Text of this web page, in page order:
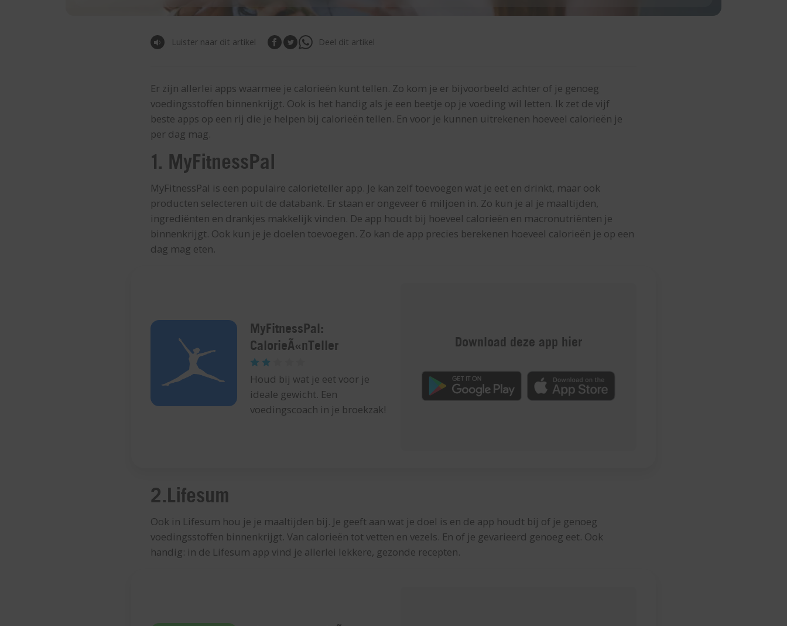
Luister naar dit artikel Deel dit artikel
Er zijn allerlei apps waarmee je calorieën kunt tellen. Zo kom je er bijvoorbeeld achter of je genoeg
voedingsstoffen binnenkrijgt. Ook is het handig als je een beetje op je voeding wil letten. Ik zet de vijf
beste apps op een rij die je helpen bij calorieën tellen. En voor je kunnen uitrekenen hoeveel calorieën je
per dag mag.
1. MyFitnessPal
MyFitnessPal is een populaire calorieteller app. Je kan zelf toevoegen wat je eet en drinkt, maar ook
producten selecteren uit de databank. Er staan er ongeveer 6 miljoen in. Zo kun je al je maaltijden,
ingrediënten en drankjes makkelijk vinden. De app houdt bij hoeveel calorieën en macronutriënten je
binnenkrijgt. Ook kun je je doelen toevoegen. Zo kan de app precies berekenen hoeveel calorieën je op een
dag mag eten.
MyFitnessPal:
CalorieÃ«nTeller
Houd bij wat je eet voor je
ideale gewicht. Een
voedingscoach in je broekzak!
Download deze app hier
2.Lifesum
Ook in Lifesum hou je je maaltijden bij. Je geeft aan wat je doel is en de app houdt bij of je genoeg
voedingsstoffen binnenkrijgt. Van calorieën tot vetten en vezels. En of je gevarieerd genoeg eet. Ook
handig: in de Lifesum app vind je allerlei lekkere, gezonde recepten.